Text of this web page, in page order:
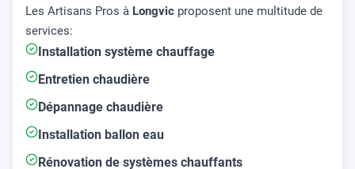
Les Artisans Pros à Longvic proposent une multitude de
services:
Installation système chauffage
Entretien chaudière
Dépannage chaudière
Installation ballon eau
Rénovation de systèmes chauffants